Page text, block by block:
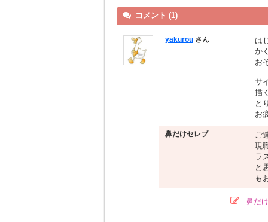
コメント (1)
yakurou さん
は
か
お
サ
描
と
お
鼻だけセレブ
ご
現
ラ
と
も
鼻だ